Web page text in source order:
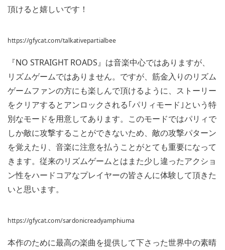
頂けると嬉しいです！
https://gfycat.com/talkativepartialbee
『NO STRAIGHT ROADS』は音楽中心ではありますが、
リズムゲームではありません。ですが、筋金入りのリズム
ゲームファンの方にも楽しんで頂けるように、ストーリー
をクリアするとアンロックされる｢パリィモード｣という特
別なモードを用意してあります。このモードではパリィで
しか敵に攻撃することができないため、敵の攻撃パターン
を覚えたり、音楽に注意を払うことがとても重要になって
きます。従来のリズムゲームとはまた少し違ったアクショ
ン性をハードコアなプレイヤーの皆さんに体験して頂きた
いと思います。
https://gfycat.com/sardonicreadyamphiuma
本作のために最高の楽曲を提供して下さった世界中の素晴